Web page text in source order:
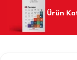
Ürün